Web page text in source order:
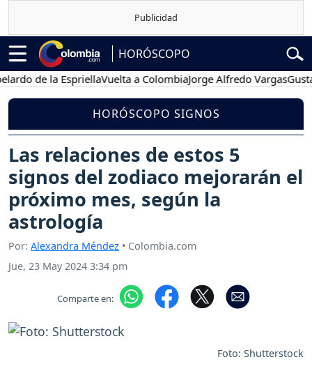
HORÓSCOPO
de la EspriellaVuelta a ColombiaJorge Alfredo VargasGustavo
HORÓSCOPO SIGNOS
Las relaciones de estos 5
signos del zodiaco mejorarán el
próximo mes, según la
astrología
Por: Alexandra Méndez • Colombia.com
Jue, 23 May 2024 3:34 pm
Comparte en:
Foto: Shutterstock